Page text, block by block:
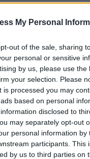
My Personal
out of the sale, sharing
personal or sensitive
by us, please use the
your selection. Please
is processed you may
based on personal
disclosed to
may separately opt-out
personal information by
participants. This
by us to third parties on
colegilor. Simt
ad